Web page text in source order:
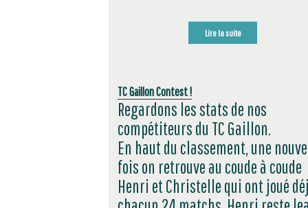
Lire la suite
TC Gaillon Contest !
Regardons les stats de nos
compétiteurs du TC Gaillon.
En haut du classement, une
fois on retrouve au coude à coude
Henri et Christelle qui ont joué